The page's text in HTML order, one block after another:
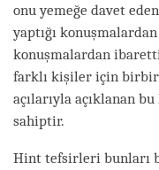
onu yemeğe davet
yaptığı
konuşmalardan
farklı kişiler için
açılarıyla açıklanan
sahiptir.
Hint tefsirleri bunları